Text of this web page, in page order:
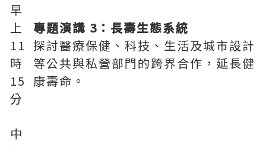
早
上
11
時
15
分
專題演講 3：長壽生態系統
探討醫療保健、科技、生活及城市設計
等公共與私營部門的跨界合作，延長健
康壽命。
中